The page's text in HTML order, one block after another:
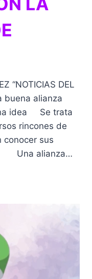
“NOTICIAS DEL
alianza
idea Se trata
rincones de
conocer sus
alianza…